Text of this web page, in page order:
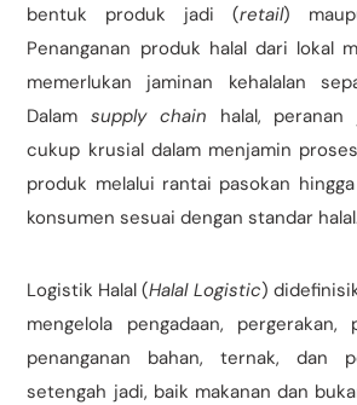
bentuk produk jadi (retail)
Penanganan produk halal dari lokal
memerlukan jaminan kehalalan
Dalamsupply chain halal,
cukup krusial dalam menjamin
produk melalui rantai pasokan
konsumen sesuai dengan standar
Logistik Halal (Halal Logistic)
mengelola pengadaan, pergerakan,
penanganan bahan, ternak, dan
setengah jadi, baik makanan dan